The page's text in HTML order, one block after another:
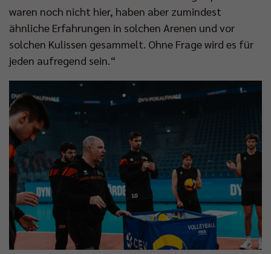
waren noch nicht hier, haben aber zumindest
ähnliche Erfahrungen in solchen Arenen und vor
solchen Kulissen gesammelt. Ohne Frage wird es für
jeden aufregend sein.“